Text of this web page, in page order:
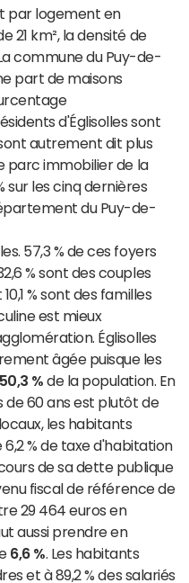
par logement en
21 km², la densité de
commune du Puy-de-
part de maisons
d'Églisolles sont
autrement dit plus
parc immobilier de la
sur les cinq dernières
du Puy-de-
57,3 % de ces foyers
% sont des couples
% sont des familles
est mieux
Églisolles
âgée puisque les
50,3 % de la population. En
de 60 ans est plutôt de
les habitants
% de taxe d'habitation
de sa dette publique
fiscal de référence de
29 464 euros en
aussi prendre en
6,6 % . Les habitants
et à 89,2 % des salariés